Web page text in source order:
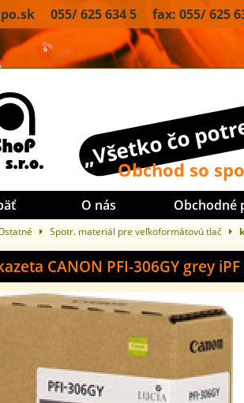
055/ 625 634 5 fax: 055/ 625
„Všetko čo
Obchod so
O nás Obchodné
Spotr. materiál pre veľkoformátovú tlač
CANON PFI-306GY grey